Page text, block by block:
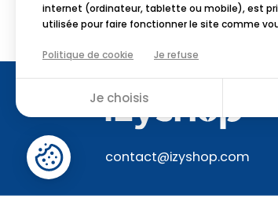
contact@izyshop.com
internet (ordinateur, tablette ou mobile), est
utilisée pour faire fonctionner le site comme
Politique de cookie Je refuse
Je choisis